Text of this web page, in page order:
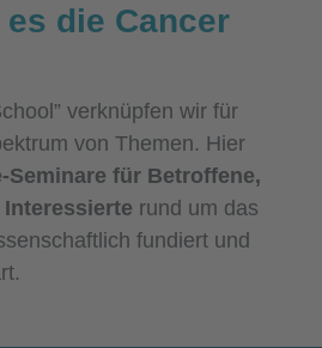
die Cancer
verknüpfen wir für
von Themen. Hier
Seminare für Betroffene,
rund um das
fundiert und